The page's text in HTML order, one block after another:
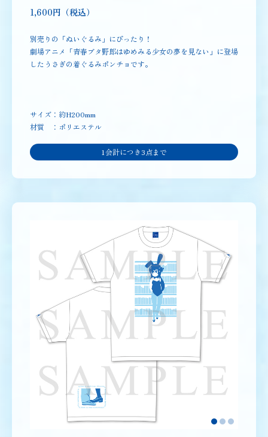
1,600円（税込）
別売りの「ぬいぐるみ」にぴったり！
劇場アニメ「青春ブタ野郎はゆめみる少女の夢を見ない」に登場
したうさぎの着ぐるみポンチョです。
サイズ：約H200mm
材質 ：ポリエステル
1会計につき3点まで